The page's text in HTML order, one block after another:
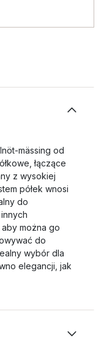
mässing od
łączące
z wysokiej
półek wnosi
do
można go
do
wybór dla
elegancji, jak